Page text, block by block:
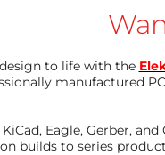
to life with the
manufactured
Eagle, Gerber,
builds to series